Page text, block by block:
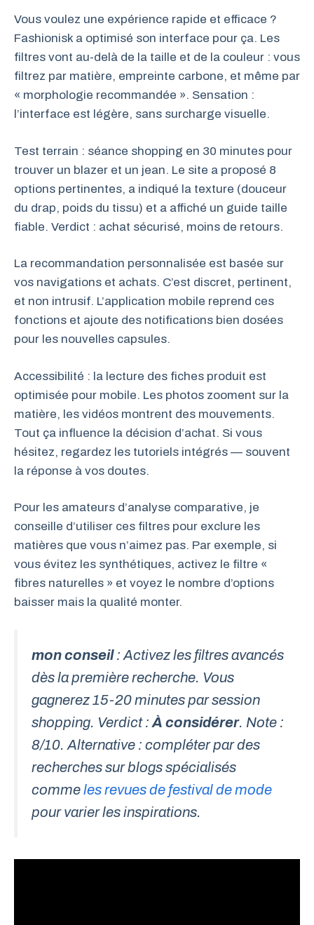
Vous voulez une expérience rapide et efficace ?
Fashionisk a optimisé son interface pour ça. Les
filtres vont au-delà de la taille et de la couleur : vous
filtrez par matière, empreinte carbone, et même par
« morphologie recommandée ». Sensation :
l’interface est légère, sans surcharge visuelle.
Test terrain : séance shopping en 30 minutes pour
trouver un blazer et un jean. Le site a proposé 8
options pertinentes, a indiqué la texture (douceur
du drap, poids du tissu) et a affiché un guide taille
fiable. Verdict : achat sécurisé, moins de retours.
La recommandation personnalisée est basée sur
vos navigations et achats. C’est discret, pertinent,
et non intrusif. L’application mobile reprend ces
fonctions et ajoute des notifications bien dosées
pour les nouvelles capsules.
Accessibilité : la lecture des fiches produit est
optimisée pour mobile. Les photos zooment sur la
matière, les vidéos montrent des mouvements.
Tout ça influence la décision d’achat. Si vous
hésitez, regardez les tutoriels intégrés — souvent
la réponse à vos doutes.
Pour les amateurs d’analyse comparative, je
conseille d’utiliser ces filtres pour exclure les
matières que vous n’aimez pas. Par exemple, si
vous évitez les synthétiques, activez le filtre «
fibres naturelles » et voyez le nombre d’options
baisser mais la qualité monter.
mon conseil: Activez les filtres avancés
dès la première recherche. Vous
gagnerez 15-20 minutes par session
shopping. Verdict : À considérer. Note :
8/10. Alternative : compléter par des
recherches sur blogs spécialisés
commeles revues de festival de mode
pour varier les inspirations.